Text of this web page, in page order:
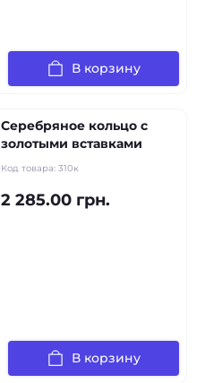
В корзину
Серебряное кольцо с
золотыми вставками
Код товара: 310к
2 285.00 грн.
В корзину